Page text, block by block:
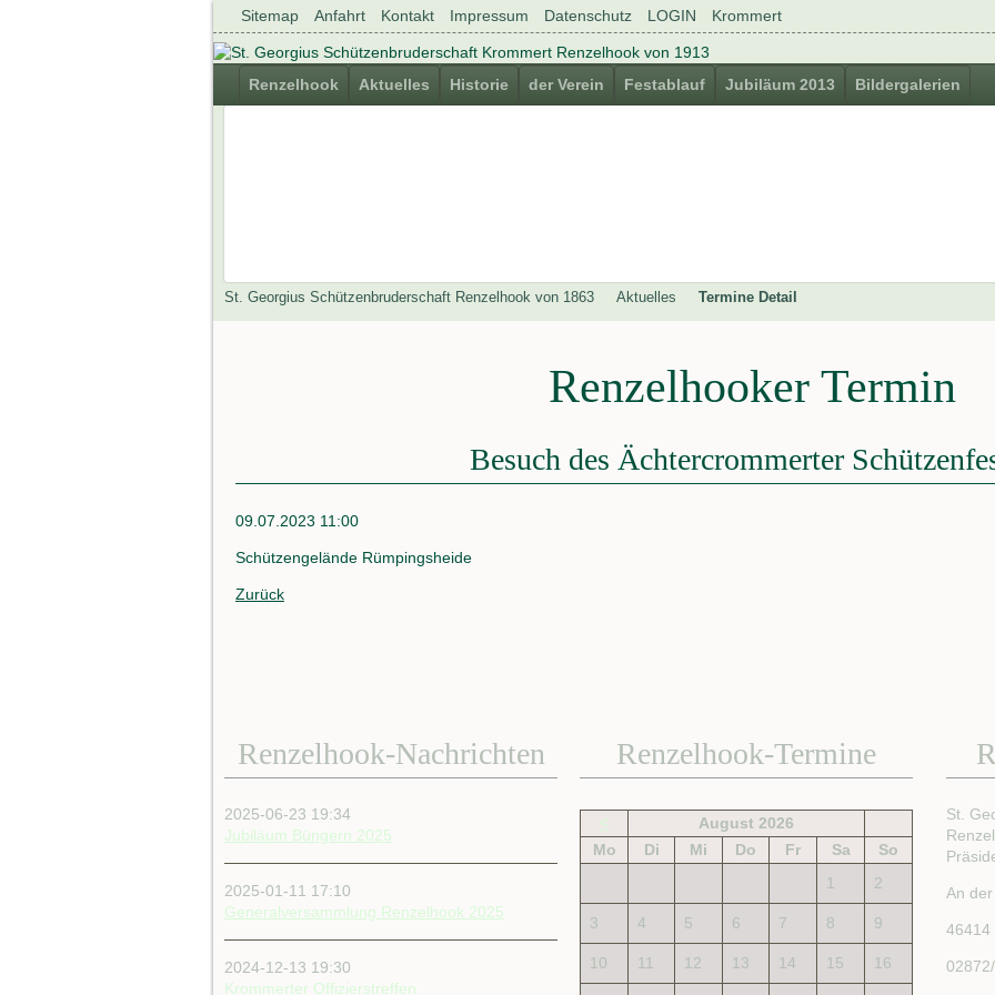
Navigation
überspringen
Sitemap Anfahrt Kontakt Impressum Datenschutz LOGIN Krommert
überspringen
Renzelhook Aktuelles Historie der Verein Festablauf Jubiläum 2013 Bildergalerien
St. Georgius Schützenbruderschaft Renzelhook von 1863 Aktuelles Termine Detail
Renzelhooker Termin
Besuch des Ächtercrommerter
09.07.2023 11:00
Schützengelände Rümpingsheide
Zurück
Renzelhook-Nachrichten
2025-06-23 19:34
Jubiläum Büngern 2025
2025-01-11 17:10
Generalversammlung Renzelhook 2025
2024-12-13 19:30
Krommerter Offizierstreffen
Renzelhook-Termine
August 2026
Mo
Di Mi Do Fr Sa
So
1
2
3 4 5 6 7 8 9
10 11 12 13 14 15 16
St.
An
46414